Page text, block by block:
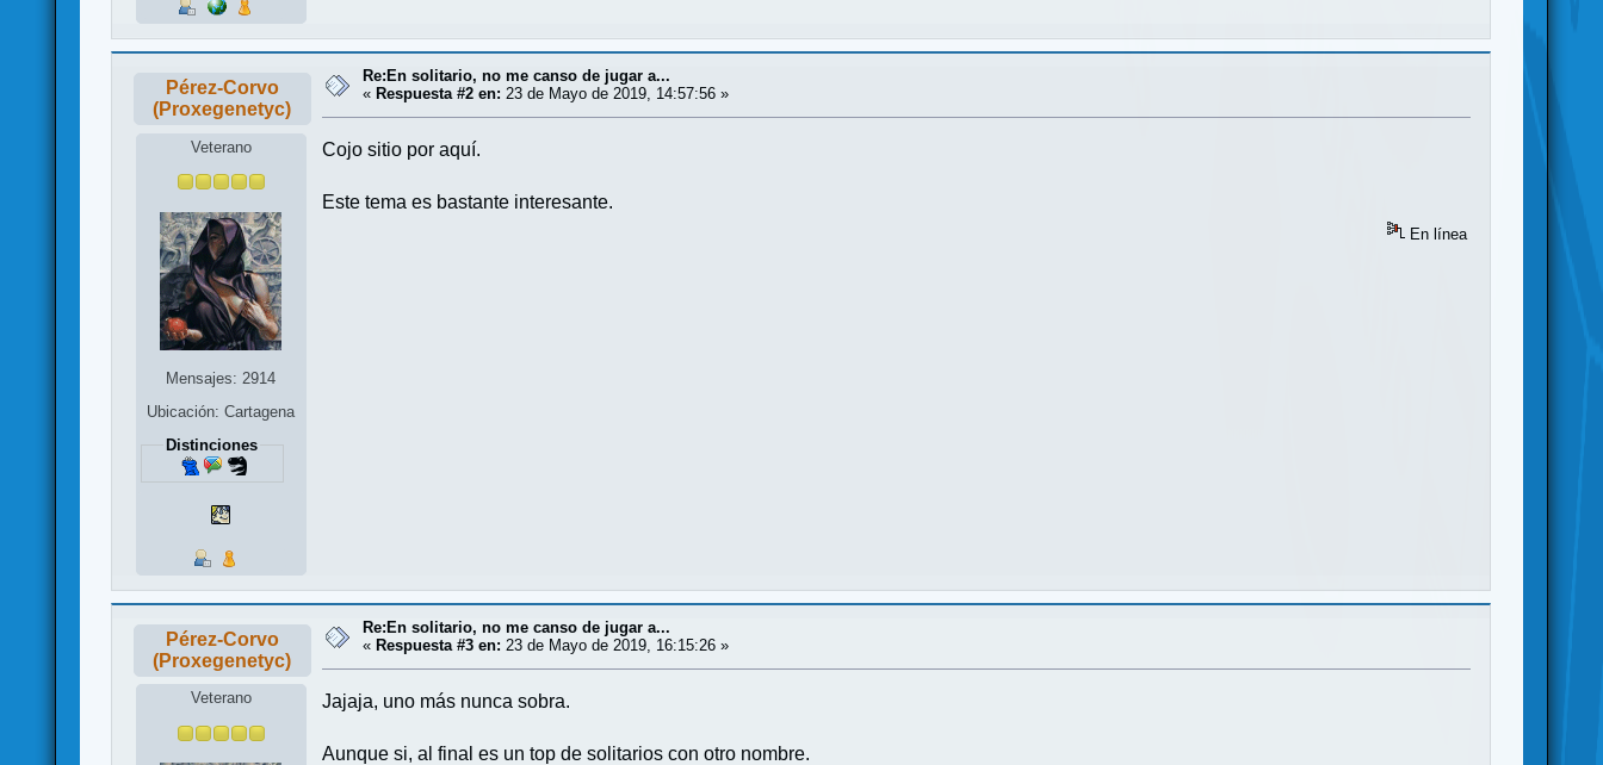
Pérez-Corvo
(Proxegenetyc)
Veterano
Mensajes: 2914
Ubicación: Cartagena
Distinciones
Re:En solitario, no me canso de jugar a...
« Respuesta #2 en: 23 de Mayo de 2019, 14:57:56 »
Cojo sitio por aquí.
Este tema es bastante interesante.
En línea
Pérez-Corvo
(Proxegenetyc)
Veterano
Re:En solitario, no me canso de jugar a...
« Respuesta #3 en: 23 de Mayo de 2019, 16:15:26 »
Jajaja, uno más nunca sobra.
Aunque si, al final es un top de solitarios con otro nombre.